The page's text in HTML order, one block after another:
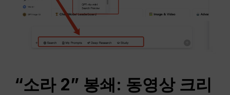
“소라 2” 봉쇄: 동영상 크리